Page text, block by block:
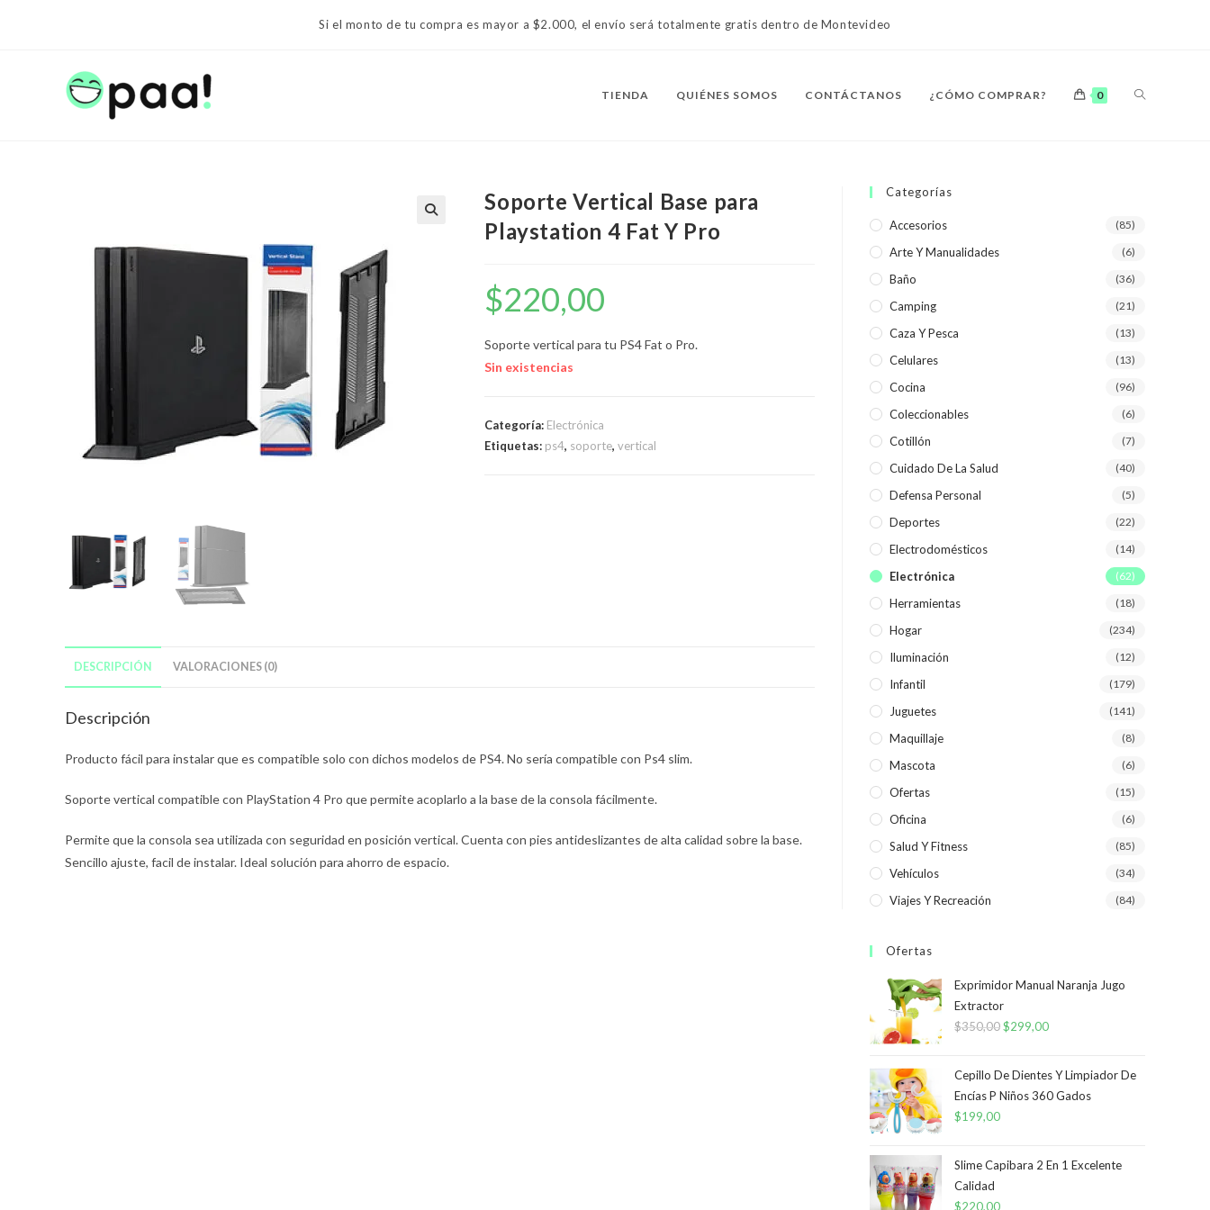
Si el monto de tu compra es mayor a $2.000, el envío será totalmente gratis dentro de Montevideo
TIENDA QUIÉNES SOMOS CONTÁCTANOS ¿CÓMO COMPRAR? 0 ALTERNAR
DE
LA
Soporte Vertical Base para
Playstation 4 Fat Y Pro
$220,00
Soporte vertical para tu PS4 Fat o Pro.
Sin existencias
Categoría: Electrónica
Etiquetas: ps4, soporte,vertical
DESCRIPCIÓN VALORACIONES (0)
Descripción
Producto fácil para instalar que es compatible solo con dichos modelos de PS4. No sería compatible con Ps4 slim.
Soporte vertical compatible con PlayStation 4 Pro que permite acoplarlo a la base de la consola fácilmente.
Permite que la consola sea utilizada con seguridad en posición vertical. Cuenta con pies antideslizantes de alta calidad sobre la base.
Sencillo ajuste, facil de instalar. Ideal solución para ahorro de espacio.
Categorías
Accesorios (85)
Arte Y Manualidades (6)
Baño (36)
Camping (21)
Caza Y Pesca (13)
Celulares (13)
Cocina (96)
Coleccionables (6)
Cotillón (7)
Cuidado De La Salud (40)
Defensa Personal (5)
Deportes (22)
Electrodomésticos (14)
Electrónica (62)
Herramientas (18)
Hogar (234)
Iluminación (12)
Infantil (179)
Juguetes (141)
Maquillaje (8)
Mascota (6)
Ofertas (15)
Oficina (6)
Salud Y Fitness (85)
Vehículos (34)
Viajes Y Recreación (84)
Ofertas
Exprimidor Manual Naranja Jugo
Extractor
$350,00El
original
era:
$299,00El
actual
es:
Cepillo De Dientes Y Limpiador De
Encías P Niños 360 Gados
$199,00
Slime Capibara 2 En 1 Excelente
Calidad
$220,00